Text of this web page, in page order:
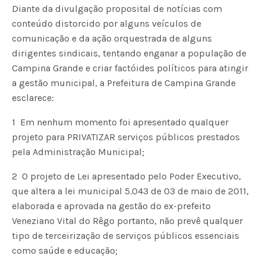
Diante da divulgação proposital de notícias com
conteúdo distorcido por alguns veículos de
comunicação e da ação orquestrada de alguns
dirigentes sindicais, tentando enganar a população de
Campina Grande e criar factóides políticos para atingir
a gestão municipal, a Prefeitura de Campina Grande
esclarece:
1  Em nenhum momento foi apresentado qualquer
projeto para PRIVATIZAR serviços públicos prestados
pela Administração Municipal;
2  O projeto de Lei apresentado pelo Poder Executivo,
que altera a lei municipal 5.043 de 03 de maio de 2011,
elaborada e aprovada na gestão do ex-prefeito
Veneziano Vital do Rêgo portanto, não prevê qualquer
tipo de terceirização de serviços públicos essenciais 
como saúde e educação;